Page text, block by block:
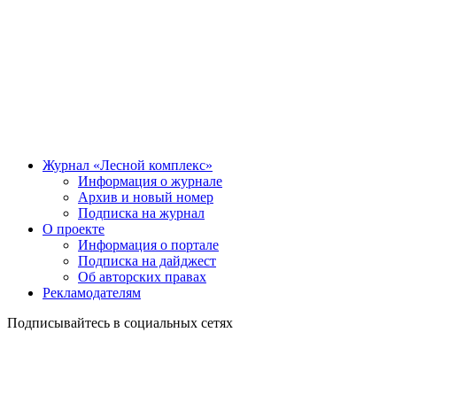
Журнал «Лесной комплекс»
Информация о журнале
Архив и новый номер
Подписка на журнал
О проекте
Информация о портале
Подписка на дайджест
Об авторских правах
Рекламодателям
Подписывайтесь в социальных сетях